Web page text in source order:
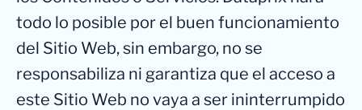
todo lo posible por el buen funcionamiento
del Sitio Web, sin embargo, no se
responsabiliza ni garantiza que el acceso a
este Sitio Web no vaya a ser ininterrumpido